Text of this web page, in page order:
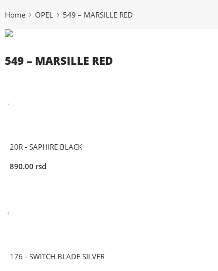
Home OPEL 549 – MARSILLE RED
549 – MARSILLE RED
20R - SAPHIRE BLACK
890.00 rsd
176 - SWITCH BLADE SILVER